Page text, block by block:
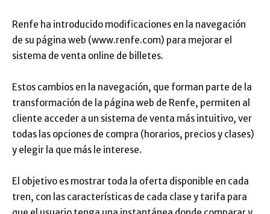
Renfe ha introducido modificaciones en la navegación
de su página web (www.renfe.com) para mejorar el
sistema de venta online de billetes.
Estos cambios en la navegación, que forman parte de la
transformación de la página web de Renfe, permiten al
cliente acceder a un sistema de venta más intuitivo, ver
todas las opciones de compra (horarios, precios y clases)
y elegir la que más le interese.
El objetivo es mostrar toda la oferta disponible en cada
tren, con las características de cada clase y tarifa para